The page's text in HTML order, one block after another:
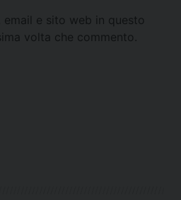
email e sito web in questo
volta che commento.